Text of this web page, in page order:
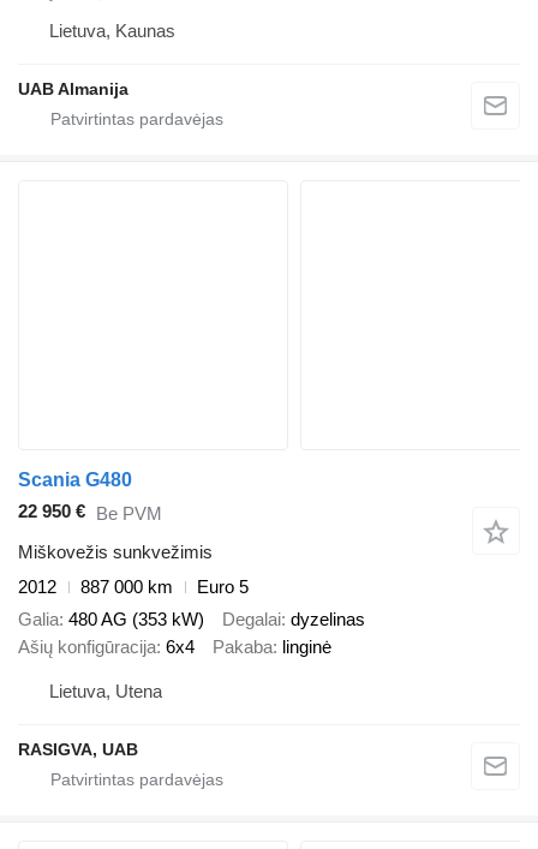
Lietuva, Kaunas
UAB Almanija
Scania G480
22 950 € Be PVM
Miškovežis sunkvežimis
2012
887 000 km
Euro 5
Galia 480 AG (353 kW) Degalai dyzelinas
Ašių konfigūracija 6x4 Pakaba linginė
Lietuva, Utena
RASIGVA, UAB